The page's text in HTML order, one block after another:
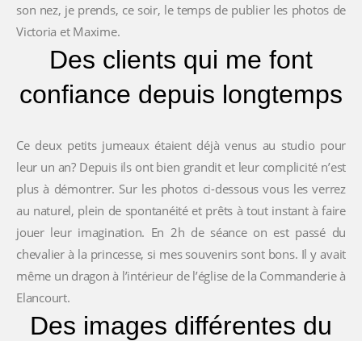
son nez, je prends, ce soir, le temps de publier les photos de
Victoria et Maxime.
Des clients qui me font
confiance depuis longtemps
Ce deux petits jumeaux étaient déjà venus au studio pour
leur un an? Depuis ils ont bien grandit et leur complicité n’est
plus à démontrer. Sur les photos ci-dessous vous les verrez
au naturel, plein de spontanéité et prêts à tout instant à faire
jouer leur imagination. En 2h de séance on est passé du
chevalier à la princesse, si mes souvenirs sont bons. Il y avait
même un dragon à l’intérieur de l’église de la Commanderie à
Elancourt.
Des images différentes du